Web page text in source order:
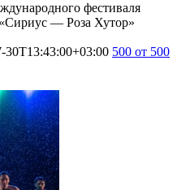
фестиваля
— Роза Хутор»
30T13:43:00+03:00 500 от 500